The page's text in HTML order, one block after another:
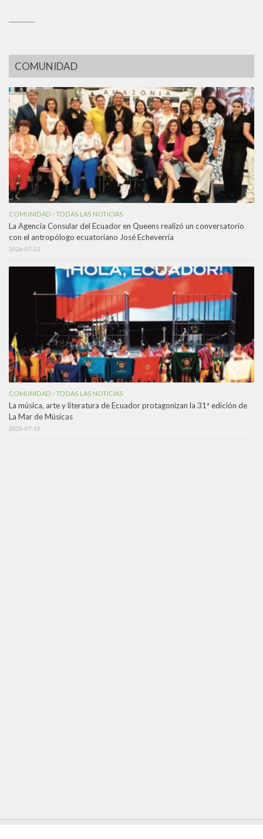
COMUNIDAD
COMUNIDAD /TODAS LAS NOTICIAS
La Agencia Consular del Ecuador en Queens realizó un conversatorio
con el antropólogo ecuatoriano José Echeverría
2026-07-22
COMUNIDAD /TODAS LAS NOTICIAS
La música, arte y literatura de Ecuador protagonizan la 31ª edición de
La Mar de Músicas
2026-07-15